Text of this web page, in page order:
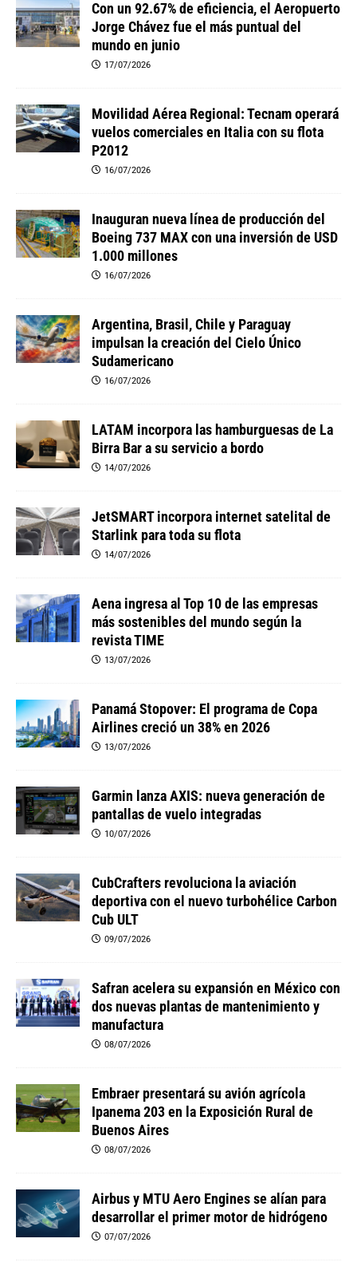
Con un 92.67% de eficiencia, el Aeropuerto
Jorge Chávez fue el más puntual del
mundo en junio
17/07/2026
Movilidad Aérea Regional: Tecnam operará
vuelos comerciales en Italia con su flota
P2012
16/07/2026
Inauguran nueva línea de producción del
Boeing 737 MAX con una inversión de USD
1.000 millones
16/07/2026
Argentina, Brasil, Chile y Paraguay
impulsan la creación del Cielo Único
Sudamericano
16/07/2026
LATAM incorpora las hamburguesas de La
Birra Bar a su servicio a bordo
14/07/2026
JetSMART incorpora internet satelital de
Starlink para toda su flota
14/07/2026
Aena ingresa al Top 10 de las empresas
más sostenibles del mundo según la
revista TIME
13/07/2026
Panamá Stopover: El programa de Copa
Airlines creció un 38% en 2026
13/07/2026
Garmin lanza AXIS: nueva generación de
pantallas de vuelo integradas
10/07/2026
CubCrafters revoluciona la aviación
deportiva con el nuevo turbohélice Carbon
Cub ULT
09/07/2026
Safran acelera su expansión en México con
dos nuevas plantas de mantenimiento y
manufactura
08/07/2026
Embraer presentará su avión agrícola
Ipanema 203 en la Exposición Rural de
Buenos Aires
08/07/2026
Airbus y MTU Aero Engines se alían para
desarrollar el primer motor de hidrógeno
07/07/2026